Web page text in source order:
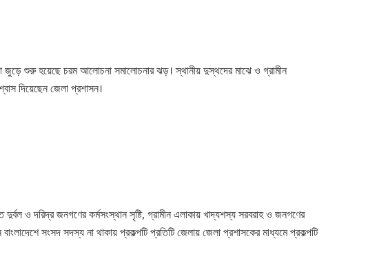
জুড়ে শুরু হয়েছে চরম আলোচনা সমালোচনার ঝড়। স্থানীয় দুস্থদের মাঝে ও গ্রামীন
দিয়েছেন জেলা প্রশাসন।
ও দরিদ্র জনগণের কর্মসংস্থান সৃষ্টি, গ্রামীন এলাকায় খাদ্যশস্য সরবরাহ ও জনগণের
সংসদ সদস্য না থাকায় প্রকল্পটি প্রতিটি জেলায় জেলা প্রশাসকের মাধ্যমে প্রকল্পটি